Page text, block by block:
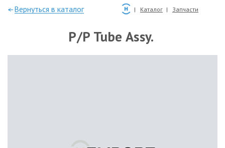
—Вернуться в каталог Каталог Запчасти
P/P Tube Assy.